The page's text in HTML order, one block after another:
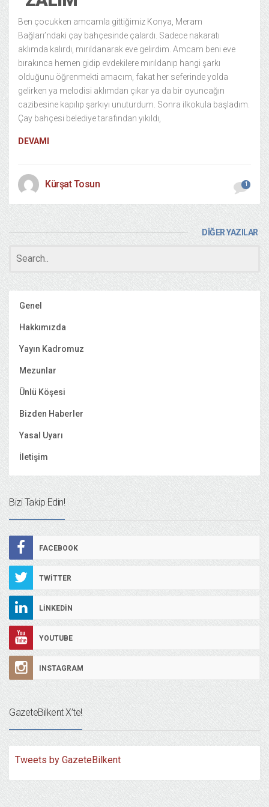
Ben çocukken amcamla gittiğimiz Konya, Meram
Bağları’ndaki çay bahçesinde çalardı. Sadece nakaratı
aklımda kalırdı, mırıldanarak eve gelirdim. Amcam beni eve
bırakınca hemen gidip evdekilere mırıldanıp hangi şarkı
olduğunu öğrenmekti amacım, fakat her seferinde yolda
gelirken ya melodisi aklımdan çıkar ya da bir oyuncağın
cazibesine kapılıp şarkıyı unuturdum. Sonra ilkokula başladım.
Çay bahçesi belediye tarafından yıkıldı,
DEVAMI
Kürşat Tosun 1
DİĞER YAZILAR
Genel
Hakkımızda
Yayın Kadromuz
Mezunlar
Ünlü Köşesi
Bizden Haberler
Yasal Uyarı
İletişim
Bizi Takip Edin!
FACEBOOK
TWITTER
LINKEDIN
YOUTUBE
INSTAGRAM
GazeteBilkent X’te!
Tweets by GazeteBilkent